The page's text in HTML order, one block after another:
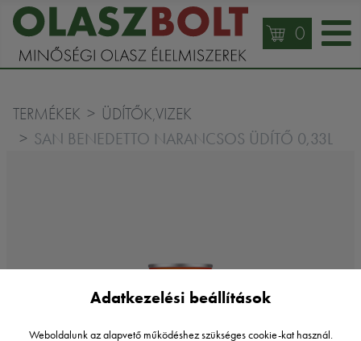
0
TERMÉKEK ÜDÍTŐK,VIZEK
SAN BENEDETTO NARANCSOS ÜDÍTŐ 0,33L
Adatkezelési beállítások
Weboldalunk az alapvető működéshez szükséges cookie-kat használ.